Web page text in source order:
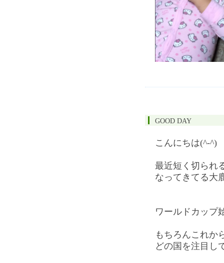
GOOD DAY
こんにちは(^-^)
最近短く切られ
なってきてる大
ワールドカップ
もちろんこれか
どの国を注目し